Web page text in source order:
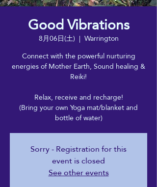
Good Vibrations
8月06日(土)
  |
Warrington
Connect with the powerful nurturing
energies of Mother Earth, Sound healing &
Reiki!
Relax, receive and recharge!
(Bring your own Yoga mat/blanket and
bottle of water)
Sorry - Registration for this
event is closed
See other events